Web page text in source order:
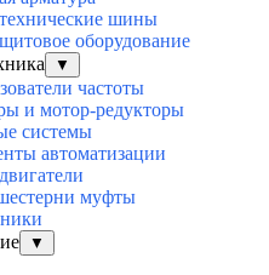
шины
оборудование
▼
частоты
и мотор-редукторы
системы
автоматизации
муфты
▼